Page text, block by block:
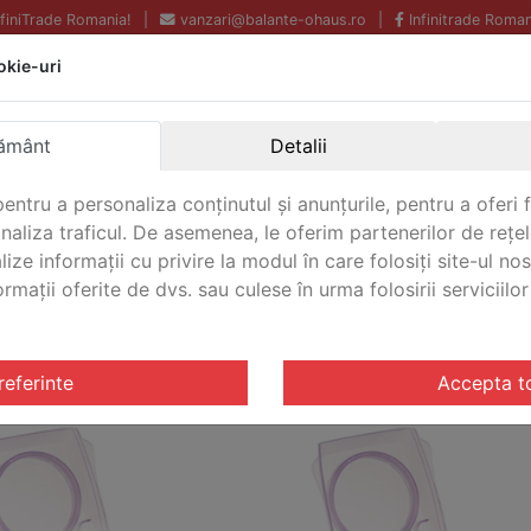
Romania! vanzari@balante-ohaus.ro Infinitrade
Echipamente profesionale
Oriunde in Romania.
CONTACT
Traveler
PORTABILE TRAVELER
uri
Detalii
a personaliza conținutul și anunțurile, pentru a oferi
traficul. De asemenea, le oferim partenerilor de
informații cu privire la modul în care folosiți site-ul
oferite de dvs. sau culese în urma folosirii
Accepta